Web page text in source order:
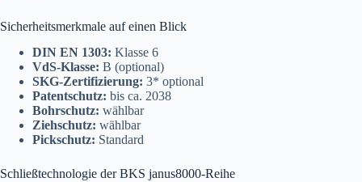
Sicherheitsmerkmale auf einen Blick
DIN EN 1303: Klasse 6
VdS-Klasse: B (optional)
SKG-Zertifizierung: 3* optional
Patentschutz: bis ca. 2038
Bohrschutz: wählbar
Ziehschutz: wählbar
Pickschutz: Standard
Schließtechnologie der BKS janus8000-Reihe